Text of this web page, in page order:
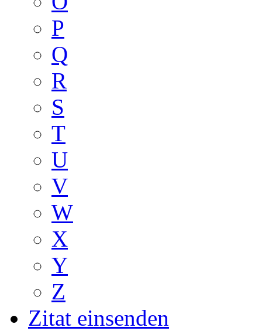
P
Q
R
S
T
U
V
W
X
Y
Z
Zitat einsenden